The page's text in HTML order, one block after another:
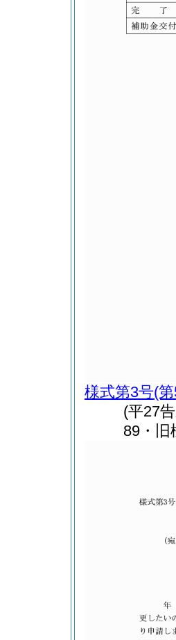
様式第3号(
(平27
89・旧